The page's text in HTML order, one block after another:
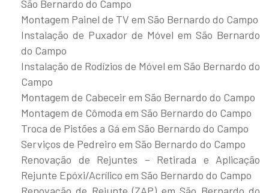
São Bernardo do Campo
Montagem Painel de TV em São Bernardo do Campo
Instalação de Puxador de Móvel em São Bernardo
do Campo
Instalação de Rodízios de Móvel em São Bernardo do
Campo
Montagem de Cabeceir em São Bernardo do Campo
Montagem de Cômoda em São Bernardo do Campo
Troca de Pistões a Gá em São Bernardo do Campo
Serviços de Pedreiro em São Bernardo do Campo
Renovação de Rejuntes – Retirada e Aplicação
Rejunte Epóxi/Acrílico em São Bernardo do Campo